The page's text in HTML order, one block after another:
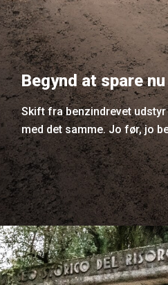
Begynd at spare nu
Skift fra benzindrevet
med det samme. Jo før, jo